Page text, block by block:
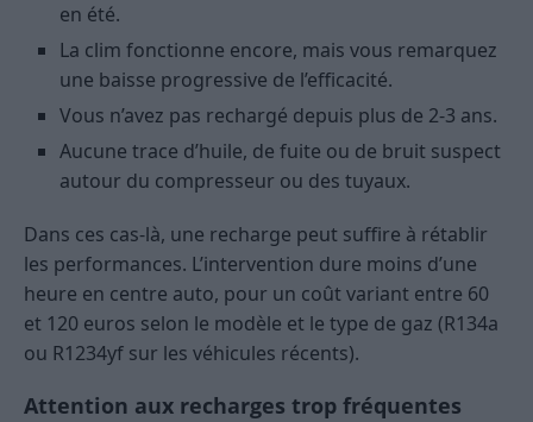
en été.
La clim fonctionne encore, mais vous remarquez
une baisse progressive de l’efficacité.
Vous n’avez pas rechargé depuis plus de 2-3 ans.
Aucune trace d’huile, de fuite ou de bruit suspect
autour du compresseur ou des tuyaux.
Dans ces cas-là, une recharge peut suffire à rétablir
les performances. L’intervention dure moins d’une
heure en centre auto, pour un coût variant entre 60
et 120 euros selon le modèle et le type de gaz (R134a
ou R1234yf sur les véhicules récents).
Attention aux recharges trop fréquentes